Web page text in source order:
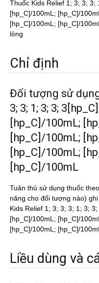
Thuốc Kids Relief 1; 3; 3; 3;
[hp_C]/100mL; [hp_C]/
[hp_C]/100mL; [hp_C]/
lỏng
Chỉ định
Đối tượng sử
3; 3; 1; 3; 3;
[hp_C]/100mL;
[hp_C]/100mL;
[hp_C]/100mL;
[hp_C]/100mL
Tuân thủ sử dụng thuốc
năng cho đối tượng nào)
Kids Relief 1; 3; 3; 3; 1; 3;
[hp_C]/100mL; [hp_C]/
[hp_C]/100mL; [hp_C]/
Liều dùng và